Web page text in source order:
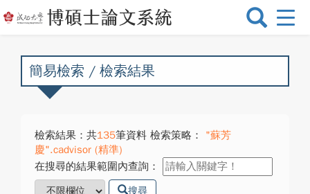
選
換
簡易檢索 / 檢索結果
檢索結果：共135筆資料 檢索策略：
"蘇芳
慶".cadvisor (精準)
在搜尋的結果範圍內查詢：
搜尋